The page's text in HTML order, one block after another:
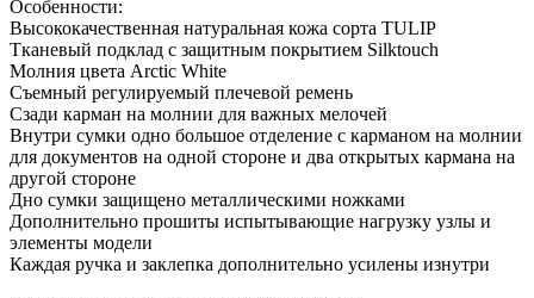
Особенности:
Высококачественная натуральная кожа сорта TULIP
Тканевый подклад с защитным покрытием Silktouch
Молния цвета Arctic White
Съемный регулируемый плечевой ремень
Сзади карман на молнии для важных мелочей
Внутри сумки одно большое отделение с карманом на молнии
для документов на одной стороне и два открытых кармана на
другой стороне
Дно сумки защищено металлическими ножками
Дополнительно прошиты испытывающие нагрузку узлы и
элементы модели
Каждая ручка и заклепка дополнительно усилены изнутри